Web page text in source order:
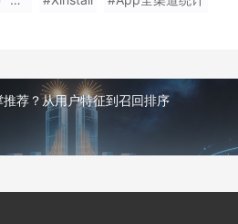
荐？从用户特征到召回排序